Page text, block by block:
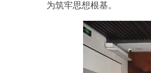
为筑牢思想根基。